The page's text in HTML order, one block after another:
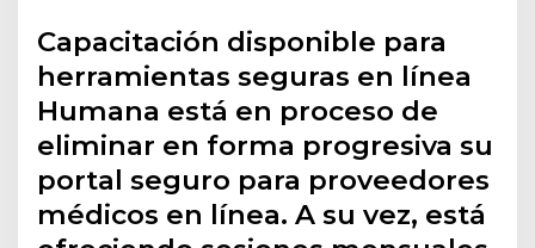
Capacitación disponible para
herramientas seguras en línea
Humana está en proceso de
eliminar en forma progresiva su
portal seguro para proveedores
médicos en línea. A su vez, está